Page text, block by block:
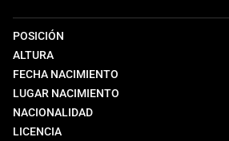
POSICIÓN
ALTURA
FECHA NACIMIENTO
LUGAR NACIMIENTO
NACIONALIDAD
LICENCIA